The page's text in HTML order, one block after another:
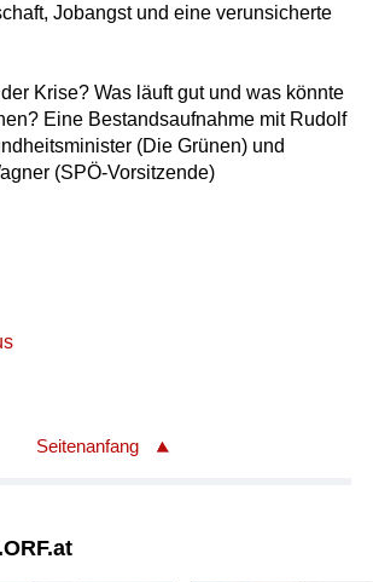
Jobangst und eine verunsicherte
Krise? Was läuft gut und was könnte
Eine Bestandsaufnahme mit Rudolf
(Die Grünen) und
(SPÖ-Vorsitzende)
Seitenanfang